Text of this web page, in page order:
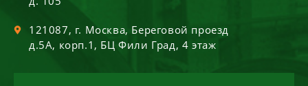
121087, г. Москва, Береговой проезд
д.5А, корп.1, БЦ Фили Град, 4 этаж